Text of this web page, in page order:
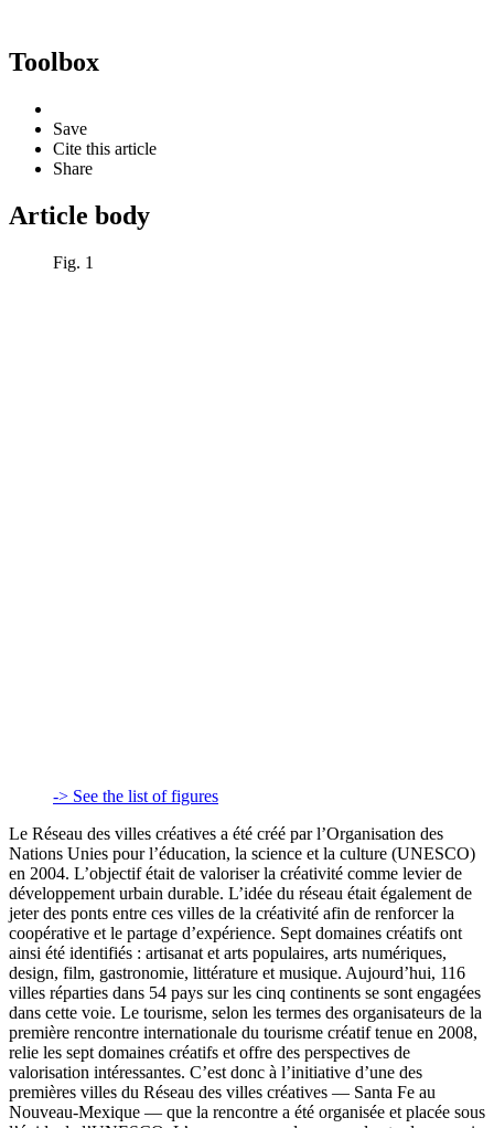
Toolbox
Save
Cite this article
Share
Article body
Fig. 1
-> See the list of figures
Le Réseau des villes créatives a été créé par l’Organisation des
Nations Unies pour l’éducation, la science et la culture (UNESCO)
en 2004. L’objectif était de valoriser la créativité comme levier de
développement urbain durable. L’idée du réseau était également de
jeter des ponts entre ces villes de la créativité afin de renforcer la
coopérative et le partage d’expérience. Sept domaines créatifs ont
ainsi été identifiés : artisanat et arts populaires, arts numériques,
design, film, gastronomie, littérature et musique. Aujourd’hui, 116
villes réparties dans 54 pays sur les cinq continents se sont engagées
dans cette voie. Le tourisme, selon les termes des organisateurs de la
première rencontre internationale du tourisme créatif tenue en 2008,
relie les sept domaines créatifs et offre des perspectives de
valorisation intéressantes. C’est donc à l’initiative d’une des
premières villes du Réseau des villes créatives — Santa Fe au
Nouveau-Mexique — que la rencontre a été organisée et placée sous